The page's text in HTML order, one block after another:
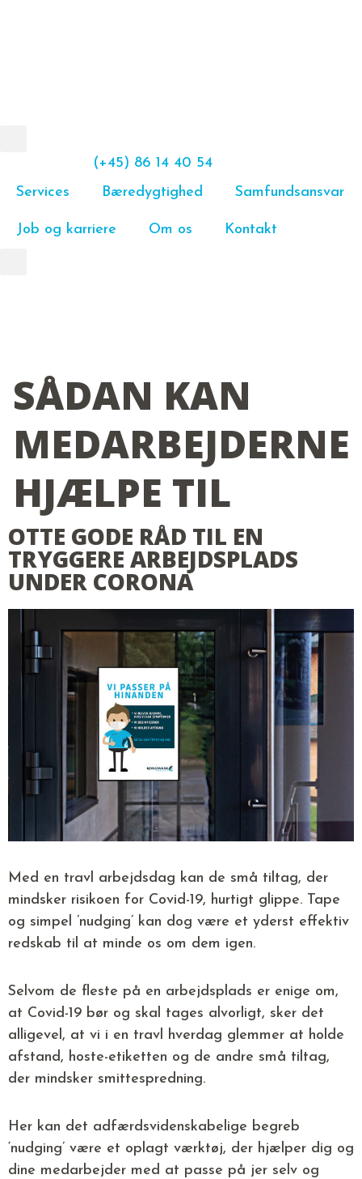
(+45) 86 14 40 54
Services
Bæredygtighed Samfundsansvar
Job og karriere Om os Kontakt
SÅDAN KAN
MEDARBEJDERNE
HJÆLPE TIL
OTTE GODE RÅD TIL EN
TRYGGERE ARBEJDSPLADS
UNDER CORONA
Med en travl arbejdsdag kan de små tiltag, der
mindsker risikoen for Covid-19, hurtigt glippe. Tape
og simpel ’nudging’ kan dog være et yderst effektiv
redskab til at minde os om dem igen.
Selvom de fleste på en arbejdsplads er enige om,
at Covid-19 bør og skal tages alvorligt, sker det
alligevel, at vi i en travl hverdag glemmer at holde
afstand, hoste-etiketten og de andre små tiltag,
der mindsker smittespredning.
Her kan det adfærdsvidenskabelige begreb
‘nudging’ være et oplagt værktøj, der hjælper dig og
dine medarbejder med at passe på jer selv og